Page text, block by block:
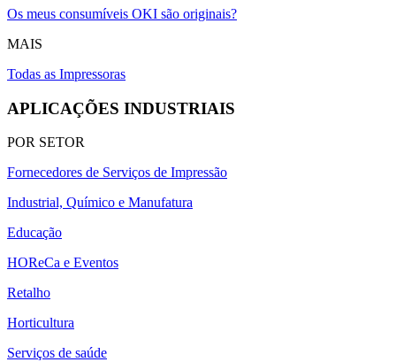
Os meus consumíveis OKI são originais?
MAIS
Todas as Impressoras
APLICAÇÕES INDUSTRIAIS
POR SETOR
Fornecedores de Serviços de Impressão
Industrial, Químico e Manufatura
Educação
HOReCa e Eventos
Retalho
Horticultura
Serviços de saúde